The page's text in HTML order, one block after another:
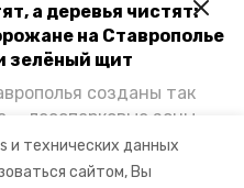
и технических данных
сайтом, Вы
а деревья чистят:
на Ставрополье
зелёный щит
созданы так
лесопарковые зоны,
выхлопных
ли они с
проверки, изучают
лиц,
и